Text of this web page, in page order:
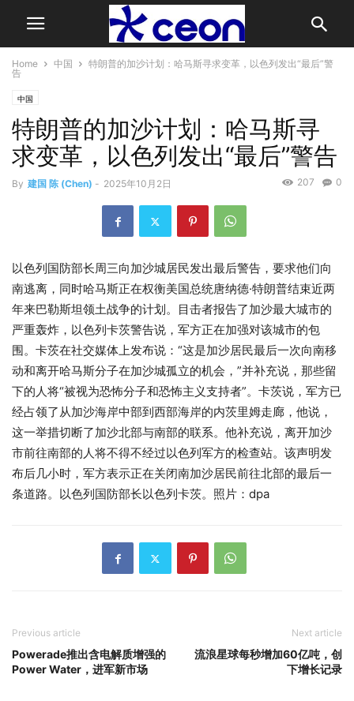
Home 中国
特朗普的加沙计划：哈马斯寻求变革，以色列发出“最后”警
告
中国
特朗普的加沙计划：哈马斯寻
求变革，以色列发出“最后”警告
By 建国 陈 (Chen) - 2025年10月2日 0
207
以色列国防部长周三向加沙城居民发出最后警告，要求他们向
南逃离，同时哈马斯正在权衡美国总统唐纳德·特朗普结束近两
年来巴勒斯坦领土战争的计划。目击者报告了加沙最大城市的
严重轰炸，以色列卡茨警告说，军方正在加强对该城市的包
围。卡茨在社交媒体上发布说：“这是加沙居民最后一次向南移
动和离开哈马斯分子在加沙城孤立的机会，”并补充说，那些留
下的人将“被视为恐怖分子和恐怖主义支持者”。卡茨说，军方已
经占领了从加沙海岸中部到西部海岸的内茨里姆走廊，他说，
这一举措切断了加沙北部与南部的联系。他补充说，离开加沙
市前往南部的人将不得不经过以色列军方的检查站。该声明发
布后几小时，军方表示正在关闭南加沙居民前往北部的最后一
条道路。以色列国防部长以色列卡茨。照片：dpa
Previous article
Powerade推出含电解质增强的
Power Water，进军新市场
Next article
流浪星球每秒增加60亿吨，创
下增长记录